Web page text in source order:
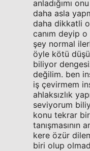
anladığımı
daha asla
daha dikkatli
canım deyip
şey normal
öyle kötü
biliyor
değilim. ben
iş çevirmem
ahlaksızlık
seviyorum
konu tekrar
tanışmasının
kere özür
biri olup